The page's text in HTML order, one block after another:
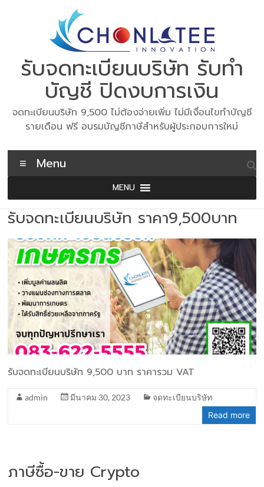
รับจดทะเบียนบริษัท รับทำ
บัญชี ปิดงบการเงิน
จดทะเบียนบริษัท 9,500 ไม่ต้องจ่ายเพิ่ม ไม่มีเงื่อนไขทำบัญชี
รายเดือน ฟรี อบรมบัญชีภาษีสำหรับผู้ประกอบการใหม่
Menu
MENU
รับจดทะเบียนบริษัท ราคา9,500บาท
รับจดทะเบียนบริษัท 9,500 บาท ราคารวม VAT
admin มีนาคม 30, 2023
จดทะเบียนบริษัท
Read more
ภาษีซื้อ-ขาย Crypto